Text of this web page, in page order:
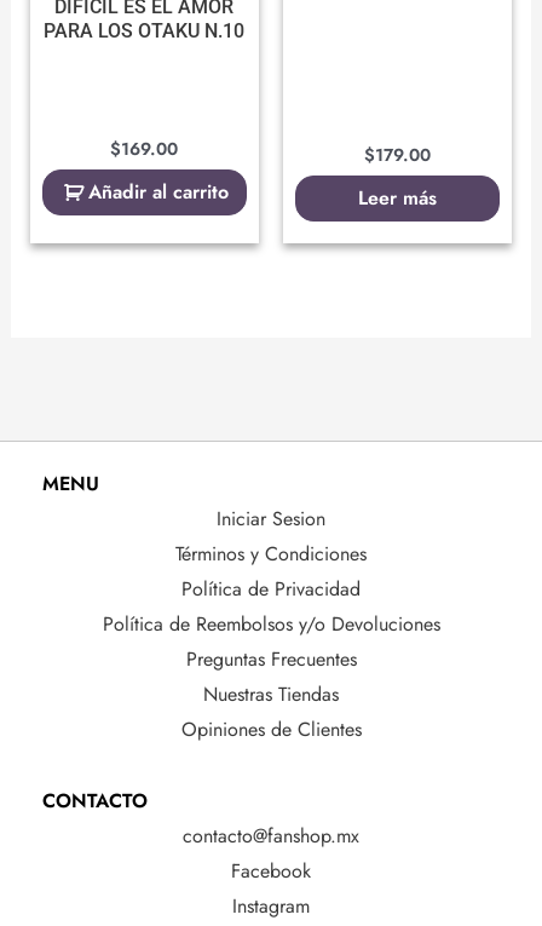
DIFICIL ES EL AMOR
PARA LOS OTAKU N.10
$169.00
Añadir al carrito
$179.00
Leer más
MENU
Iniciar Sesion
Términos y Condiciones
Política de Privacidad
Política de Reembolsos y/o Devoluciones
Preguntas Frecuentes
Nuestras Tiendas
Opiniones de Clientes
CONTACTO
contacto@fanshop.mx
Facebook
Instagram